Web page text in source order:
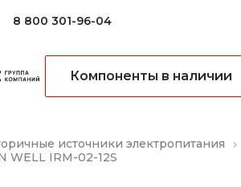
8 800 301-96-04
Компоненты в наличии
источники электропитания
WELL IRM-02-12S